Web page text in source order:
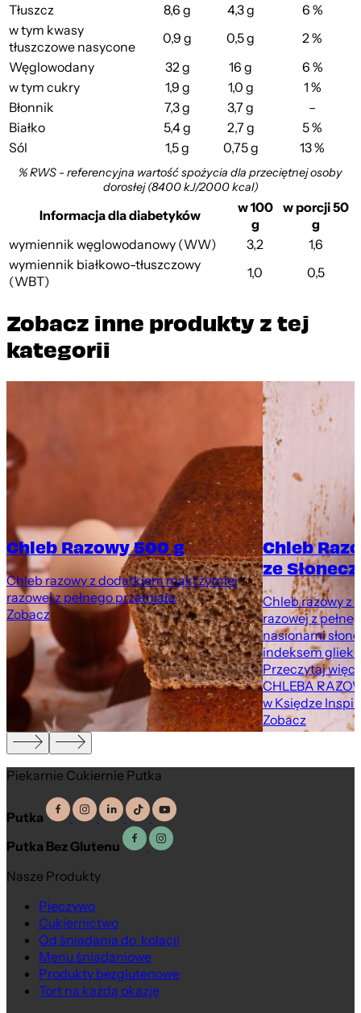
Tłuszcz 8,6 g 4,3 g
6 %
w tym kwasy
tłuszczowe nasycone
0,9 g 0,5 g
2 %
Węglowodany
32 g 16 g
6 %
w tym cukry
1,9 g 1,0 g
1 %
Błonnik
7,3 g 3,7 g
–
Białko
5,4 g 2,7 g
5 %
Sól
1,5 g 0,75 g 13 %
% RWS - referencyjna wartość spożycia dla przeciętnej osoby
dorosłej (8400 kJ/2000 kcal)
Informacja dla diabetyków
w 100
g
w porcji 50
g
wymiennik węglowodanowy (WW)
3,2
1,6
wymiennik białkowo-tłuszczowy
(WBT)
1,0 0,5
Zobacz inne produkty z tej
kategorii
Chleb Razowy 500 g
Chleb razowy z dodatkiem mąki żytniej
razowej z pełnego przemiału.
Zobacz
Chleb
ze
Chleb razowy z
razowej z
nasionami
indeksem
Przeczytaj
CHLEBA
w Księdze
Zobacz
Piekarnie Cukiernie Putka
Putka
Putka Bez Glutenu
Nasze Produkty
Pieczywo
Cukiernictwo
Od śniadania do kolacji
Menu śniadaniowe
Produkty bezglutenowe
Tort na każdą okazję